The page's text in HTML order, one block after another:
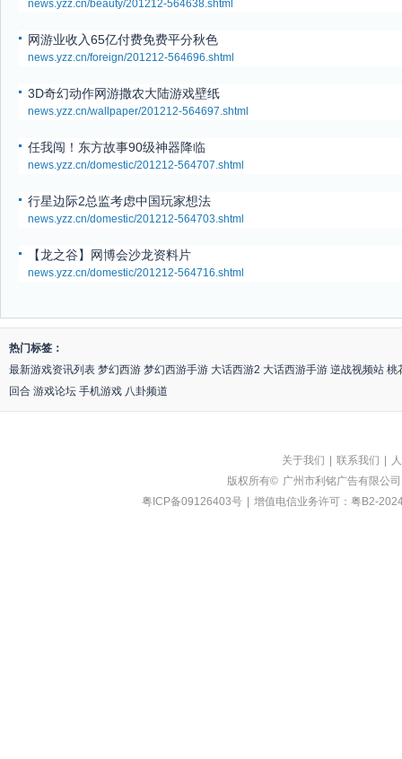
news.yzz.cn/beauty/201212-564638.shtml
网游业收入65亿付费免费平分秋色
news.yzz.cn/foreign/201212-564696.shtml
3D奇幻动作网游撒农大陆游戏壁纸
news.yzz.cn/wallpaper/201212-564697.shtml
任我闯！东方故事90级神器降临
news.yzz.cn/domestic/201212-564707.shtml
行星边际2总监考虑中国玩家想法
news.yzz.cn/domestic/201212-564703.shtml
【龙之谷】网博会沙龙资料片
news.yzz.cn/domestic/201212-564716.shtml
热门标签：
最新游戏资讯列表 梦幻西游 梦幻西游手游 大话西游2 大话西游手游 逆战视频站 桃
回合 游戏论坛 手机游戏 八卦频道
关于我们 联系我们
版权所有© 广州市利铭广告有限公司
粤ICP备09126403号
增值电信业务许可：粤B2-